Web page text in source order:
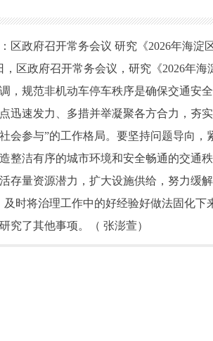
政府召开常务会议 研究《2026年海淀
政府召开常务会议，研究《2026年海
规范非机动车停车秩序是确保交通安全
迅速发力、多措并举凝聚各方合力，夯
会参与”的工作格局。要坚持问题导向
整洁有序的城市环境和安全畅通的交通
存量资源潜力，扩大设施供给，努力缓
及时将治理工作中的好经验好做法固化
了其他事项。（ 张澎萱）